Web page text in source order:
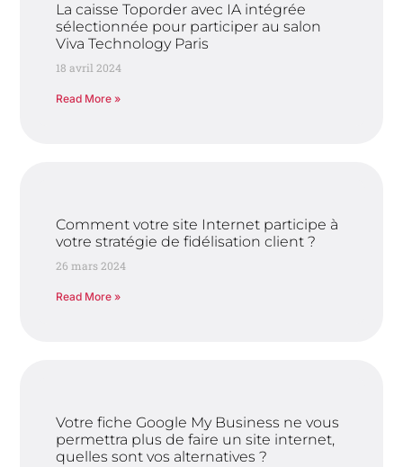
La caisse Toporder avec IA intégrée
sélectionnée pour participer au salon
Viva Technology Paris
18 avril 2024
Read More »
Comment votre site Internet participe à
votre stratégie de fidélisation client ?
26 mars 2024
Read More »
Votre fiche Google My Business ne vous
permettra plus de faire un site internet,
quelles sont vos alternatives ?